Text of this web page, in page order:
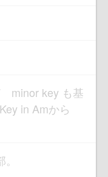
minor key も基
in Amから